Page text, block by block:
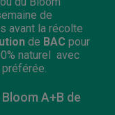
de
avant la récolte
de BAC pour
naturel avec
A+B de